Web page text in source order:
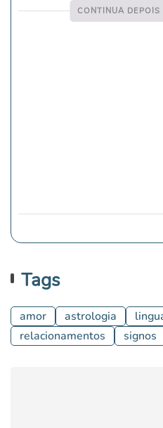
Tags
amor astrologia
relacionamentos
signos